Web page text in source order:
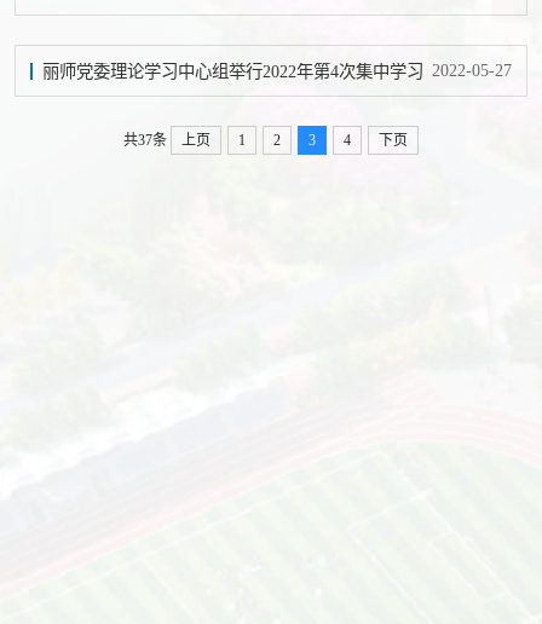
丽师党委理论学习中心组举行2022年第4次集中学习 2022-05-27
共37条 上页 1 2 3 4 下页